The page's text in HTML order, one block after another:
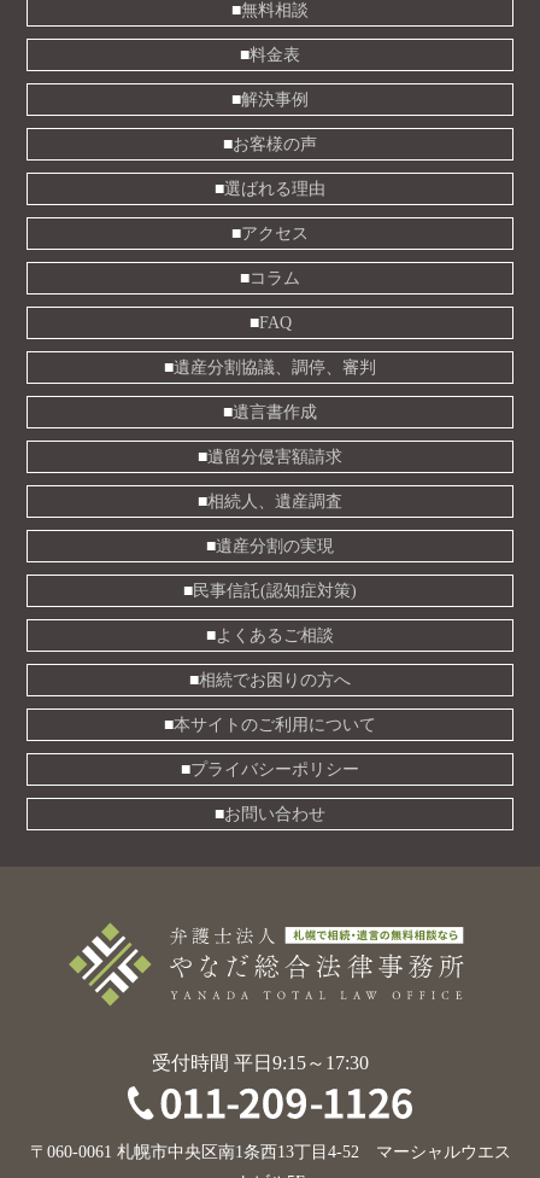
無料相談
料金表
解決事例
お客様の声
選ばれる理由
アクセス
コラム
FAQ
遺産分割協議、調停、審判
遺言書作成
遺留分侵害額請求
相続人、遺産調査
遺産分割の実現
民事信託(認知症対策)
よくあるご相談
相続でお困りの方へ
本サイトのご利用について
プライバシーポリシー
お問い合わせ
受付時間 平日9:15～17:30
〒060-0061 札幌市中央区南1条西13丁目4-52 マーシャルウエス